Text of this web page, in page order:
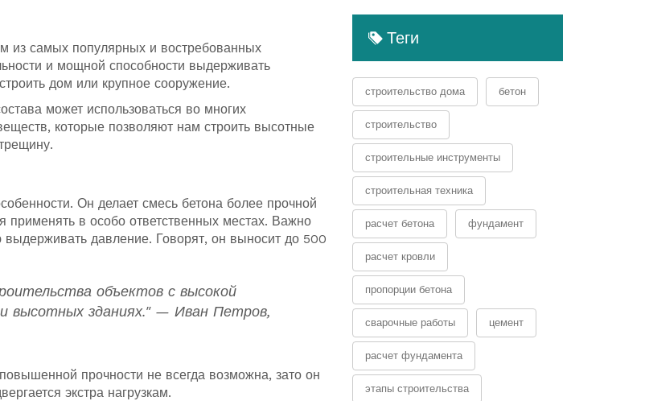
из самых популярных и востребованных
и мощной способности выдерживать
дом или крупное сооружение.
может использоваться во многих
которые позволяют нам строить высотные
Он делает смесь бетона более прочной
применять в особо ответственных местах. Важно
выдерживать давление. Говорят, он выносит до 500
объектов с высокой
высотных зданиях." — Иван Петров,
прочности не всегда возможна, зато он
экстра нагрузкам.
Теги
строительство дома бетон
строительство
строительные инструменты
строительная техника
расчет бетона фундамент
расчет кровли
пропорции бетона
сварочные работы цемент
расчет фундамента
этапы строительства